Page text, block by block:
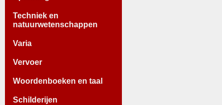
Techniek en
natuurwetenschappen
Varia
Vervoer
Woordenboeken en taal
Schilderijen